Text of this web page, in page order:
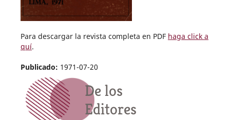
Para descargar la revista completa en PDF haga click a
quí.
Publicado: 1971-07-20
De los
Editores